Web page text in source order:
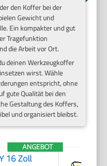
den Koffer bei der
Gewicht und
Ein kompakter und gut
Tragefunktion
die Arbeit vor Ort.
deinen Werkzeugkoffer
wirst. Wähle
entspricht, ohne
gute Qualität bei den
Gestaltung des Koffers,
und organisiert bleibst.
ANGEBOT
16 Zoll